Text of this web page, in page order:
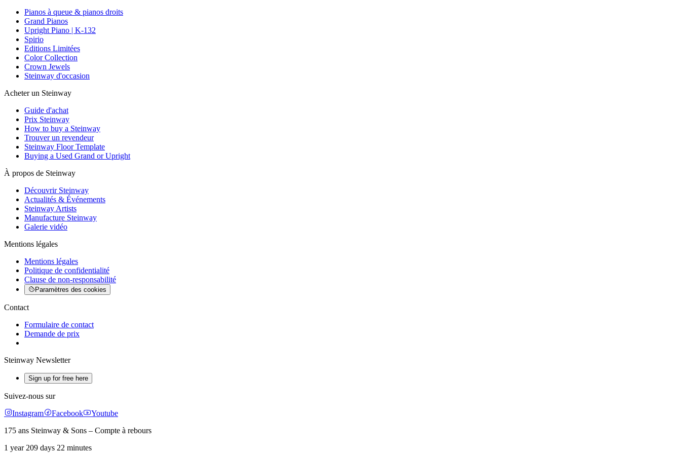
Pianos à queue & pianos droits
Grand Pianos
Upright Piano | K-132
Spirio
Editions Limitées
Color Collection
Crown Jewels
Steinway d'occasion
Acheter un Steinway
Guide d'achat
Prix Steinway
How to buy a Steinway
Trouver un revendeur
Steinway Floor Template
Buying a Used Grand or Upright
À propos de Steinway
Découvrir Steinway
Actualités & Événements
Steinway Artists
Manufacture Steinway
Galerie vidéo
Mentions légales
Mentions légales
Politique de confidentialité
Clause de non-responsabilité
Paramètres des cookies
Contact
Formulaire de contact
Demande de prix
Steinway Newsletter
Sign up for free here
Suivez-nous sur
Instagram
Facebook
Youtube
175 ans Steinway & Sons – Compte à rebours
1 year 209 days 22 minutes